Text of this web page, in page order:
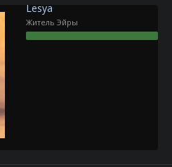
Lesya
Житель Эйры